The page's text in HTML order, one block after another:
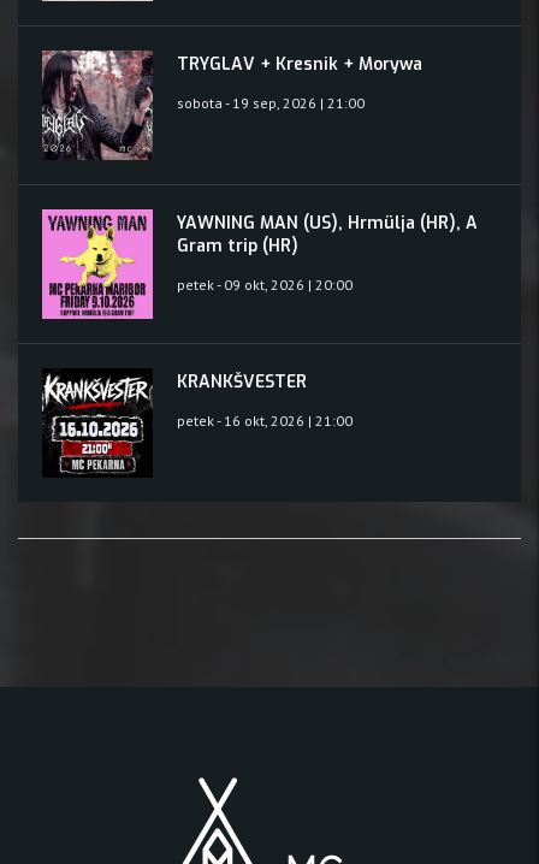
TRYGLAV + Kresnik + Morywa
sobota - 19 sep, 2026 | 21:00
YAWNING MAN (US), Hrmülja (HR), A
Gram trip (HR)
petek - 09 okt, 2026 | 20:00
KRANKŠVESTER
petek - 16 okt, 2026 | 21:00